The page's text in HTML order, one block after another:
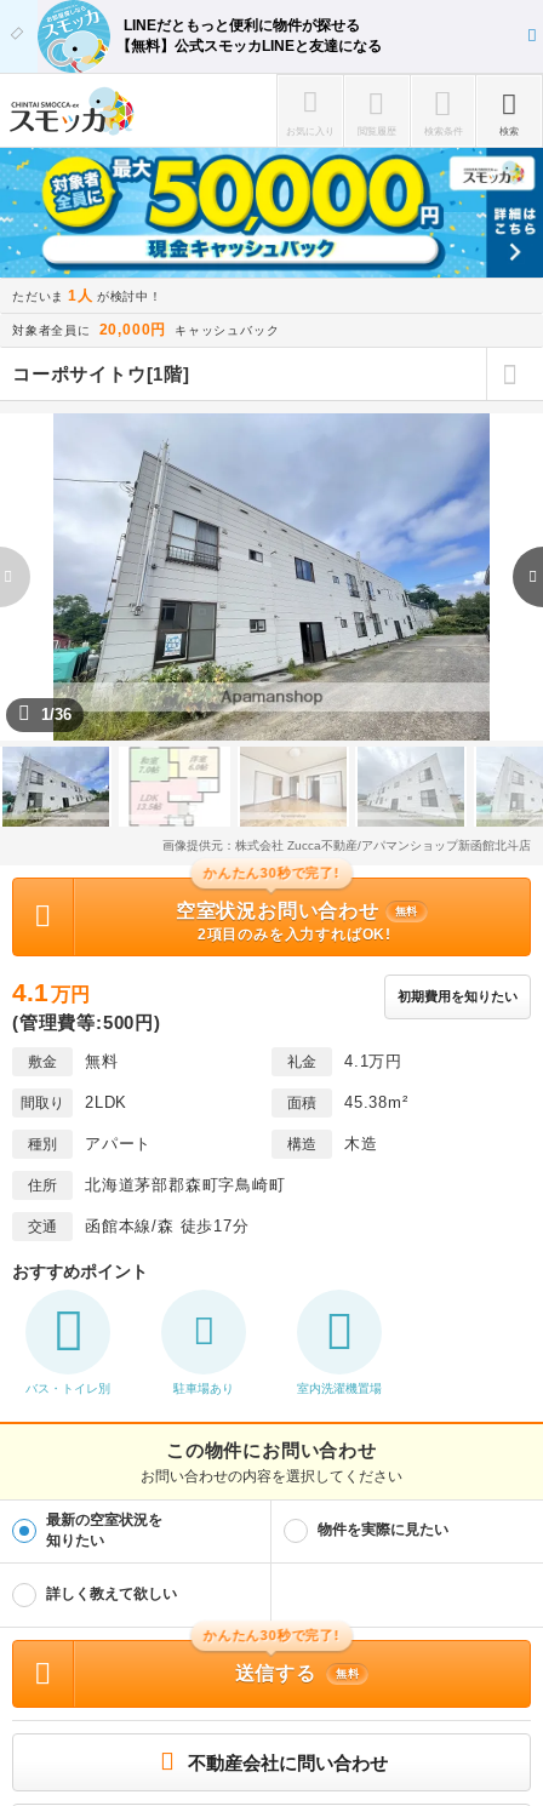
LINEだともっと便利に物件が探せる
【無料】公式スモッカLINEと友達になる
お気に入り 閲覧履歴 検索条件 検索
ただいま 1人 が検討中！
対象者全員に 20,000円 キャッシュバック
コーポサイトウ[1階]
1/36
画像提供元：株式会社 Zucca不動産/アパマンショップ新函館北斗店
かんたん30秒で完了!
空室状況お問い合わせ 無料
2項目のみを入力すればOK!
4.1万円
(管理費等:500円)
初期費用を知りたい
敷金 無料 礼金 4.1万円
間取り 2LDK 面積 45.38m²
種別 アパート 構造 木造
住所 北海道茅部郡森町字鳥崎町
交通 函館本線/森 徒歩17分
おすすめポイント
バス・トイレ別 駐車場あり 室内洗濯機置場
この物件にお問い合わせ
お問い合わせの内容を選択してください
最新の空室状況を
知りたい
物件を実際に見たい
詳しく教えて欲しい
かんたん30秒で完了!
送信する 無料
不動産会社に問い合わせ